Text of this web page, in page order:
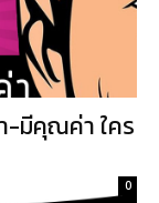
า-มีคุณค่า ใคร
0